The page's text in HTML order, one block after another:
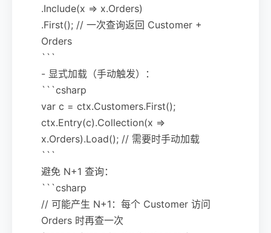
.Include(x => x.Orders)
.First(); // 一次查询返回 Customer +
Orders
```
- 显式加载（手动触发）：
```csharp
var c = ctx.Customers.First();
ctx.Entry(c).Collection(x =>
x.Orders).Load(); // 需要时手动加载
```
避免 N+1 查询：
```csharp
// 可能产生 N+1：每个 Customer 访问
Orders 时再查一次